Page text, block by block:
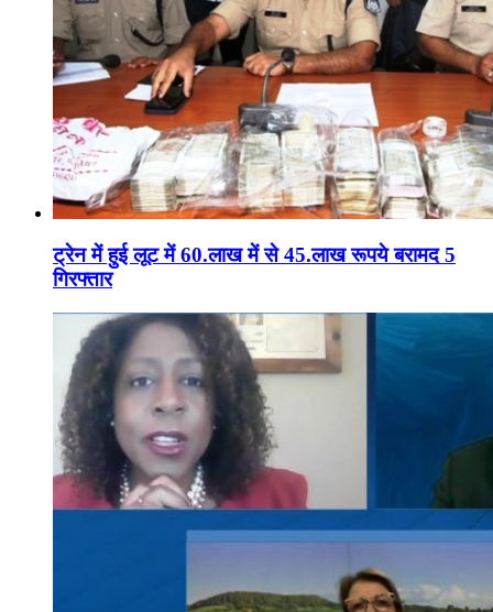
ट्रेन में हुई लूट में 60.लाख में से 45.लाख रूपये बरामद 5
गिरफ्तार